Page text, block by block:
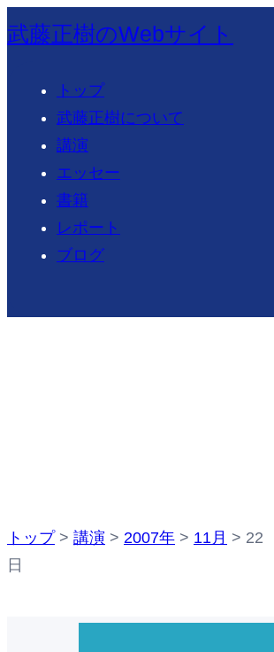
内
容
武藤正樹のWebサイト
トップ
武藤正樹について
講演
エッセー
書籍
レポート
ブログ
トップ> 講演 > 2007年 > 11月 > 22
日